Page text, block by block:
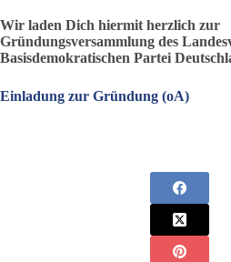
Wir laden Dich hiermit herzlich zur
Gründungsversammlung des
Basisdemokratischen Partei
Einladung zur Gründung (oA)